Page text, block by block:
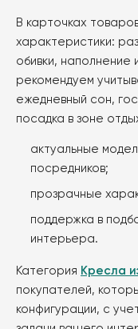
В карточках
характеристики:
обивки, наполнение
рекомендуем
ежедневный сон,
посадка в зоне
актуальные
посредников;
прозрачные
поддержка в
интерьера.
Категория Кресла
покупателей,
конфигурации, с